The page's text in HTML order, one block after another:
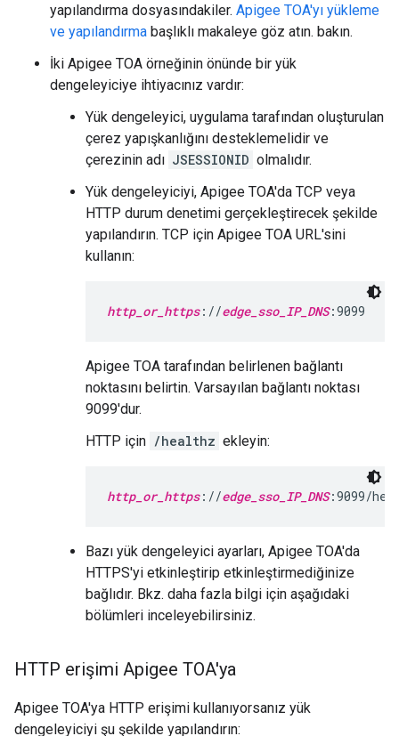
yapılandırma dosyasındakiler. Apigee TOA'yı yükleme
ve yapılandırma başlıklı makaleye göz atın. bakın.
İki Apigee TOA örneğinin önünde bir yük
dengeleyiciye ihtiyacınız vardır:
Yük dengeleyici, uygulama tarafından oluşturulan
çerez yapışkanlığını desteklemelidir ve
çerezinin adı JSESSIONID olmalıdır.
Yük dengeleyiciyi, Apigee TOA'da TCP veya
HTTP durum denetimi gerçekleştirecek şekilde
yapılandırın. TCP için Apigee TOA URL'sini
kullanın:
http_or_https://edge_sso_IP_DNS:9099
Apigee TOA tarafından belirlenen bağlantı
noktasını belirtin. Varsayılan bağlantı noktası
9099'dur.
HTTP için /healthz ekleyin:
http_or_https://edge_sso_IP_DNS:9099/
Bazı yük dengeleyici ayarları, Apigee TOA'da
HTTPS'yi etkinleştirip etkinleştirmediğinize
bağlıdır. Bkz. daha fazla bilgi için aşağıdaki
bölümleri inceleyebilirsiniz.
HTTP erişimi Apigee TOA'ya
Apigee TOA'ya HTTP erişimi kullanıyorsanız yük
dengeleyiciyi şu şekilde yapılandırın: